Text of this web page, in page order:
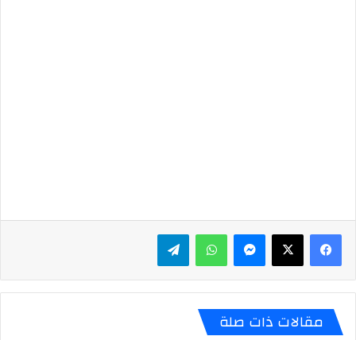
ماسنجر واتساب تيلقرام
مقالات ذات صلة